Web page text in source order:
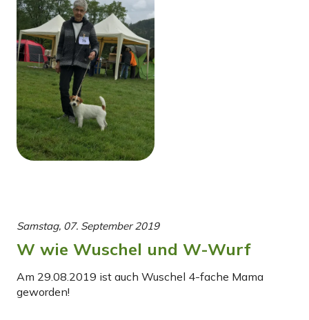
Samstag, 07. September 2019
W wie Wuschel und W-Wurf
Am 29.08.2019 ist auch Wuschel 4-fache Mama
geworden!